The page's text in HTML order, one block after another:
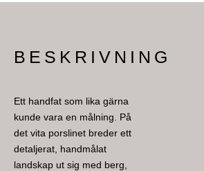
BESKRIVNING
Ett handfat som lika gärna
kunde vara en målning. På
det vita porslinet breder ett
detaljerat, handmålat
landskap ut sig med berg,